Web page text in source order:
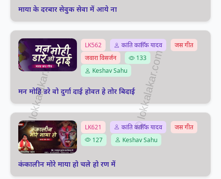
माया के दरबार सेवुक सेवा में आये ना
LK562 कांति कार्तिक यादव
जस गीत
जवारा विसर्जन
133
Keshav Sahu
मन मोहि डरे वो दुर्गा दाई होवत हे तोर बिदाई
LK621 कांति कार्तिक यादव
जस गीत
127
Keshav Sahu
कंकालीन मोरे माया हो चले हो रण में